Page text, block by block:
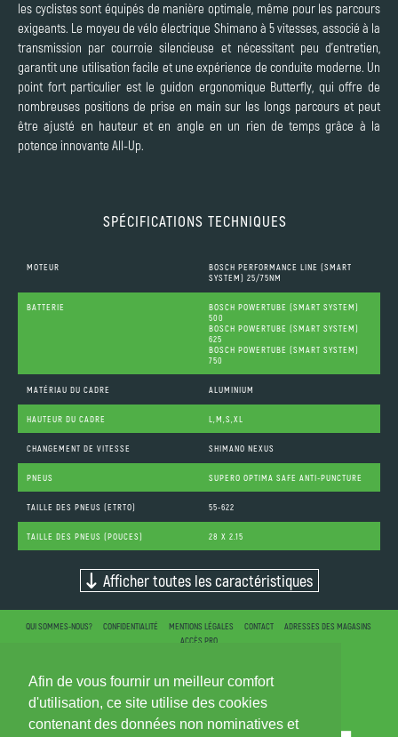
Afin de vous fournir un meilleur comfort
d'utilisation, ce site utilise des cookies
contenant des données non nominatives et
les cyclistes sont équipés de manière optimale, même pour les parcours
exigeants. Le moyeu de vélo électrique Shimano à 5 vitesses, associé à la
transmission par courroie silencieuse et nécessitant peu d'entretien,
garantit une utilisation facile et une expérience de conduite moderne. Un
point fort particulier est le guidon ergonomique Butterfly, qui offre de
nombreuses positions de prise en main sur les longs parcours et peut
être ajusté en hauteur et en angle en un rien de temps grâce à la
potence innovante All-Up.
SPÉCIFICATIONS TECHNIQUES
MOTEUR
BOSCH PERFORMANCE LINE (SMART
SYSTEM) 25/75NM
BATTERIE
BOSCH POWERTUBE (SMART SYSTEM)
500
BOSCH POWERTUBE (SMART SYSTEM)
625
BOSCH POWERTUBE (SMART SYSTEM)
750
MATÉRIAU DU CADRE ALUMINIUM
HAUTEUR DU CADRE L,M,S,XL
CHANGEMENT DE VITESSE SHIMANO NEXUS
PNEUS SUPERO OPTIMA SAFE ANTI-PUNCTURE
TAILLE DES PNEUS (ETRTO) 55-622
TAILLE DES PNEUS (POUCES) 28 X 2.15
Afficher toutes les caractéristiques
QUI SOMMES-NOUS? CONFIDENTIALITÉ MENTIONS LÉGALES CONTACT
ADRESSES DES MAGASINS
ACCÈS PRO